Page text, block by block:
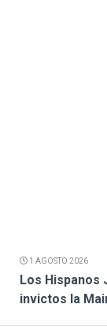
1 AGOSTO 2026
Los Hispanos
invictos la